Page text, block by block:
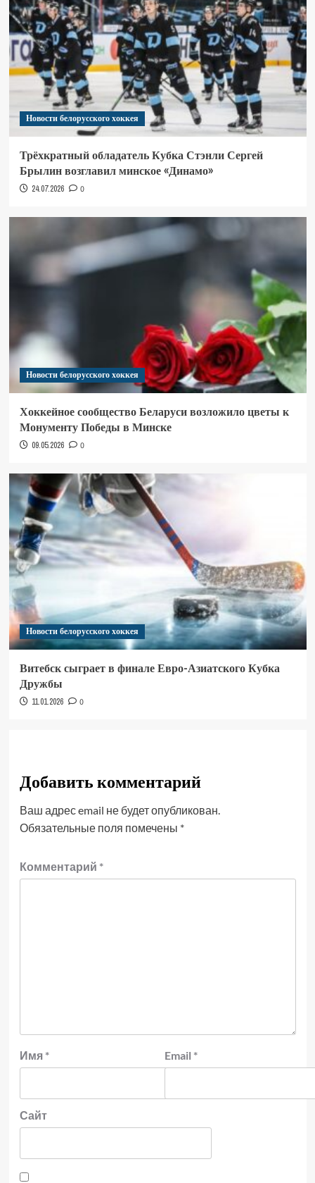
Новости белорусского хоккея
Трёхкратный обладатель Кубка Стэнли Сергей
Брылин возглавил минское «Динамо»
24.07.2026 0
Новости белорусского хоккея
Хоккейное сообщество Беларуси возложило цветы к
Монументу Победы в Минске
09.05.2026 0
Новости белорусского хоккея
Витебск сыграет в финале Евро-Азиатского Кубка
Дружбы
11.01.2026 0
Добавить комментарий
Ваш адрес email не будет опубликован.
Обязательные поля помечены *
Комментарий *
Имя * Email *
Сайт